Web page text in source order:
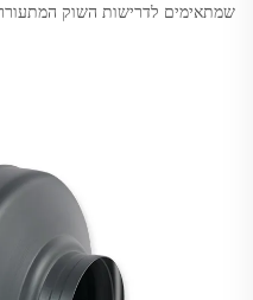
שמתאימים לדרישות השוק